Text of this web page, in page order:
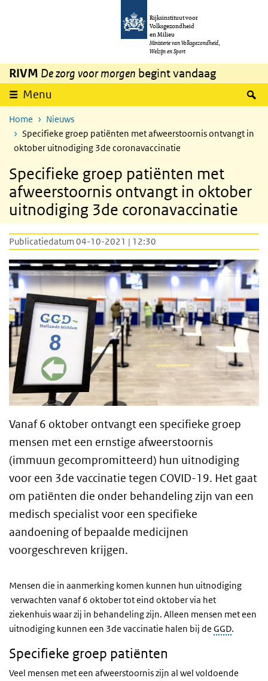
Overslaan en naar de inhoud gaan
Rijksinstituut voor
Volksgezondheid
en Milieu
Ministerie van Volksgezondheid,
Welzijn en Sport
RIVM De zorg voor morgen begint vandaag
Menu
Home
Nieuws
Specifieke groep patiënten met afweerstoornis ontvangt in
oktober uitnodiging 3de coronavaccinatie
Specifieke groep patiënten met
afweerstoornis ontvangt in oktober
uitnodiging 3de coronavaccinatie
Publicatiedatum 04-10-2021 | 12:30
Vanaf 6 oktober ontvangt een specifieke groep
mensen met een ernstige afweerstoornis
(immuun gecompromitteerd) hun uitnodiging
voor een 3de vaccinatie tegen COVID-19. Het gaat
om patiënten die onder behandeling zijn van een
medisch specialist voor een specifieke
aandoening of bepaalde medicijnen
voorgeschreven krijgen.
Mensen die in aanmerking komen kunnen hun uitnodiging
verwachten vanaf 6 oktober tot eind oktober via het
ziekenhuis waar zij in behandeling zijn. Alleen mensen met een
uitnodiging kunnen een 3de vaccinatie halen bij de GGD.
Specifieke groep patiënten
Veel mensen met een afweerstoornis zijn al wel voldoende